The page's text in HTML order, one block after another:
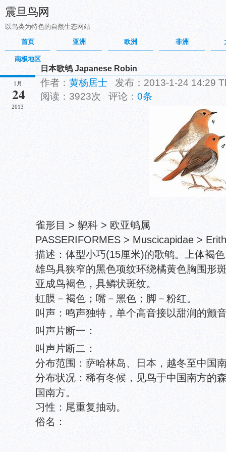
震旦鸟网
以鸟类为特色的自然生态网站
首页
亚洲 欧洲 非洲
南极地区
1月
24
2013
日本歌鸲 Japanese Robin
作者： 黄杨居士 发布：2013-1-24 14:29
阅读：3923次 评论： 0条
雀形目 > 鹟科 > 欧亚鸲属
PASSERIFORMES > Muscicapidae >
描述：体型小巧(15厘米)的歌鸲。上体褐
雄鸟具狭窄的黑色项纹环绕橘黄色胸围形
亚成鸟褐色，具鳞状斑纹。
虹膜－褐色；嘴－黑色；脚－粉红。
叫声：鸣声独特，单个高音接以甜润的颤
叫声片断一：
叫声片断二：
分布范围：萨哈林岛、日本，越冬至中国
分布状况：稀有冬候，见鸟于中国南方的
国南方。
习性：尾重复抽动。
俗名：